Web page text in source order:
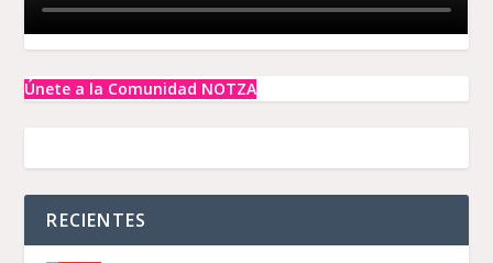
Únete a la Comunidad NOTZA
RECIENTES